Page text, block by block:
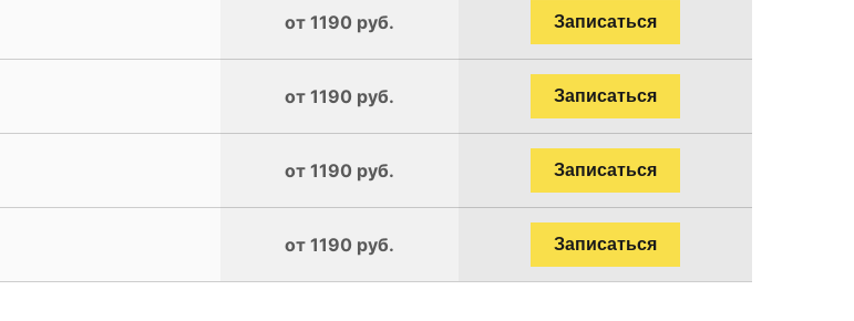
от 1190 руб. Записаться
от 1190 руб. Записаться
от 1190 руб. Записаться
от 1190 руб. Записаться